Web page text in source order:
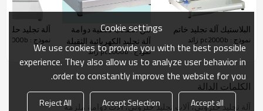
البلاستيك آلة تجليد خاتم
نموذج : pc2000b زائد
من الصعب تغطية دوامة
آلة تجليد الكهربائية الثقيلة
واجب pc360e
نموذج : pc2000b زائد
آلة تجليد
نموذج : pc2000b زائد
الكلمات الدالة
آلة تجليد حلزوني، آلات تجليد حلزوني، آلات دوامة ملزمة
Cookie settings
We use cookies to provide you with the best possible
experience. They also allow us to analyze user behavior in
order to constantly improve the website for you.
Accept all
Accept Selection
Reject All